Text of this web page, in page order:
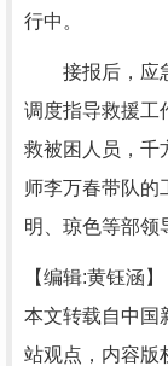
行中。
接报后，应急
调度指导救援工
救被困人员，千
师李万春带队的
明、琼色等部领
【编辑:黄钰涵】
本文转载自中国
站观点，内容版